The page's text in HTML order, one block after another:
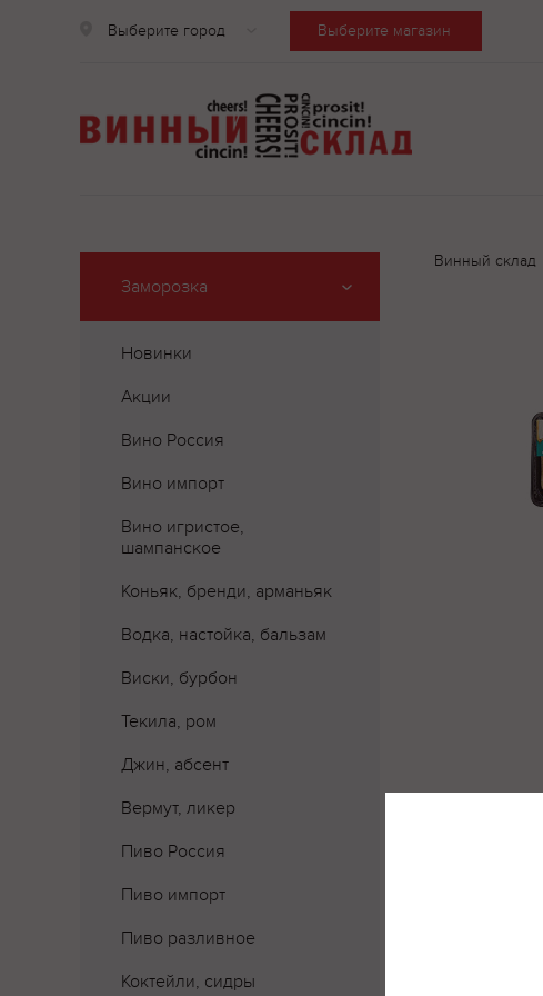
Выберите город Выберите магазин
Заморозка
Новинки
Акции
Вино Россия
Вино импорт
Вино игристое,
шампанское
Коньяк, бренди, арманьяк
Водка, настойка, бальзам
Виски, бурбон
Текила, ром
Джин, абсент
Вермут, ликер
Пиво Россия
Пиво импорт
Пиво разливное
Коктейли, сидры
Винный склад